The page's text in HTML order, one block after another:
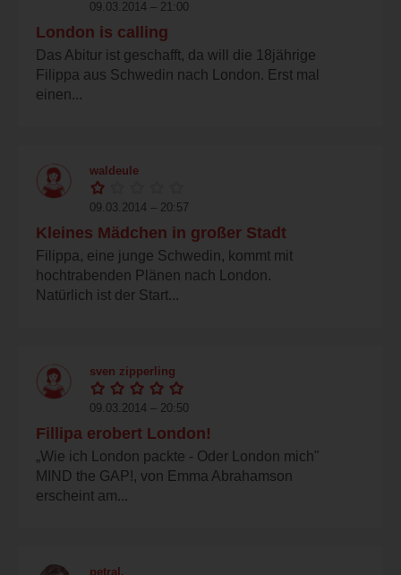
09.03.2014 – 21:00
London is calling
Das Abitur ist geschafft, da will die 18jährige
Filippa aus Schwedin nach London. Erst mal
einen...
waldeule
09.03.2014 – 20:57
Kleines Mädchen in großer Stadt
Filippa, eine junge Schwedin, kommt mit
hochtrabenden Plänen nach London.
Natürlich ist der Start...
sven zipperling
09.03.2014 – 20:50
Fillipa erobert London!
„Wie ich London packte - Oder London mich"
MIND the GAP!, von Emma Abrahamson
erscheint am...
petral.